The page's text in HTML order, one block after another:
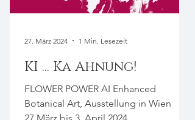
KI ... Ka Ahnung!
FLOWER POWER AI Enhanced
Botanical Art, Ausstellung in Wien
27. März 2024 1 Min. Lesezeit